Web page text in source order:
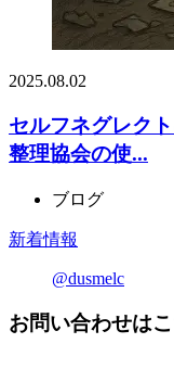
2025.08.02
セルフネグレク
整理協会の使...
ブログ
新着情報
@dusmelc
お問い合わせは